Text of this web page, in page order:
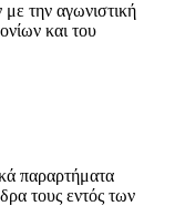
την αγωνιστική
και του
παραρτήματα
τους εντός των